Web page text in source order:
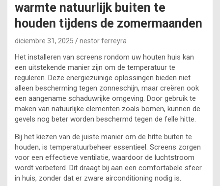
warmte natuurlijk buiten te
houden tijdens de zomermaanden
diciembre 31, 2025 nestor ferreyra
Het installeren van screens rondom uw houten huis kan
een uitstekende manier zijn om de temperatuur te
reguleren. Deze energiezuinige oplossingen bieden niet
alleen bescherming tegen zonneschijn, maar creëren ook
een aangename schaduwrijke omgeving. Door gebruik te
maken van natuurlijke elementen zoals bomen, kunnen de
gevels nog beter worden beschermd tegen de felle hitte.
Bij het kiezen van de juiste manier om de hitte buiten te
houden, is temperatuurbeheer essentieel. Screens zorgen
voor een effectieve ventilatie, waardoor de luchtstroom
wordt verbeterd. Dit draagt bij aan een comfortabele sfeer
in huis, zonder dat er zware airconditioning nodig is.